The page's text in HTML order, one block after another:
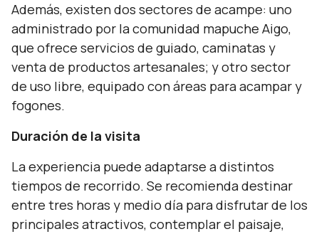
Además, existen dos sectores de acampe: uno
administrado por la comunidad mapuche Aigo,
que ofrece servicios de guiado, caminatas y
venta de productos artesanales; y otro sector
de uso libre, equipado con áreas para acampar y
fogones.
Duración de la visita
La experiencia puede adaptarse a distintos
tiempos de recorrido. Se recomienda destinar
entre tres horas y medio día para disfrutar de los
principales atractivos, contemplar el paisaje,